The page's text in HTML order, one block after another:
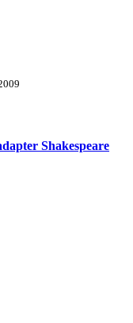
Shakespeare